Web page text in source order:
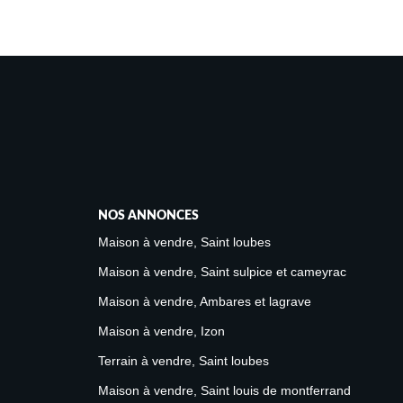
NOS ANNONCES
Maison à vendre, Saint loubes
Maison à vendre, Saint sulpice et cameyrac
Maison à vendre, Ambares et lagrave
Maison à vendre, Izon
Terrain à vendre, Saint loubes
Maison à vendre, Saint louis de montferrand